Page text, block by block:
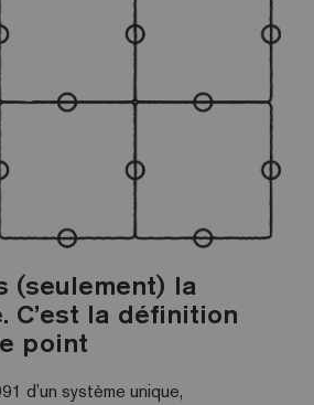
(seulement) la
C’est la définition
point
d’un système unique,